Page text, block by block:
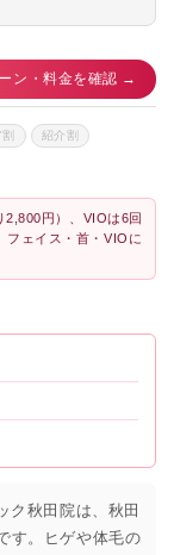
ン・料金を確認 →
紹介割
円）、VIOは6回
フェイス・首・VIOに
ク秋田院は、秋田
す。ヒゲや体毛の